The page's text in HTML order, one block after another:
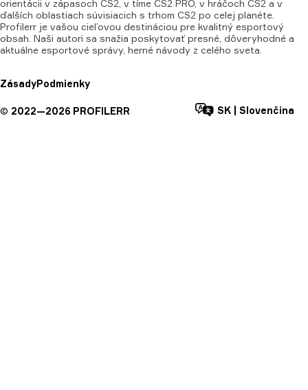
orientácii v zápasoch CS2, v tíme CS2 PRO, v hráčoch CS2 a v
ďalších oblastiach súvisiacich s trhom CS2 po celej planéte.
Profilerr je vašou cieľovou destináciou pre kvalitný esportový
obsah. Naši autori sa snažia poskytovať presné, dôveryhodné a
aktuálne esportové správy, herné návody z celého sveta.
ZásadyPodmienky
© 2022—2026 PROFILERR SK Slovenčina